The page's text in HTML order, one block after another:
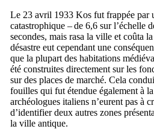
Le 23 avril 1933 Kos fut frappée par
catastrophique – de 6,6 sur l’échelle
secondes, mais rasa la ville et coûta
désastre eut cependant une
que la plupart des habitations
été construites directement sur les
sur des places de marché. Cela
fouilles qui fut étendue également à
archéologues italiens n’eurent pas à
d’identifier deux autres zones
la ville antique.